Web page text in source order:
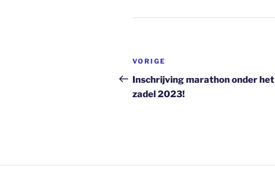
Bericht
navigatie
Vorig
bericht
VORIGE
Inschrijving marathon onder het
zadel 2023!